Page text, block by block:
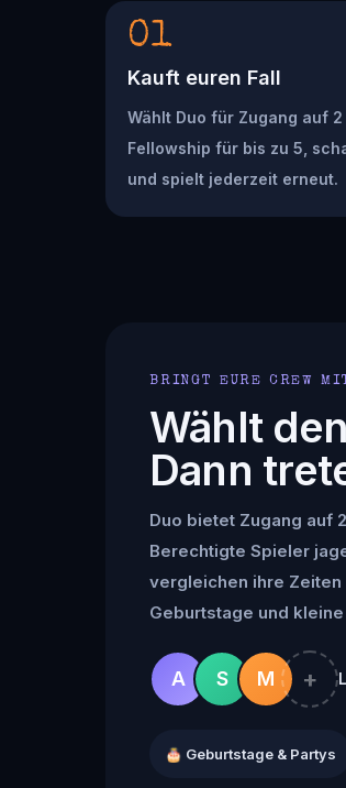
01
Kauft euren Fall
Wählt Duo für Zugang auf
Fellowship für bis zu 5,
und spielt jederzeit erneut.
BRINGT EURE CREW
Wählt
Dann
Duo bietet Zugang auf
Berechtigte Spieler
vergleichen ihre
Geburtstage und
A S M +
🎂 Geburtstage & Partys